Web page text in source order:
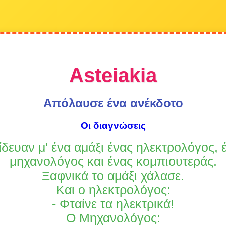
Asteiakia
Απόλαυσε ένα ανέκδοτο
Οι διαγνώσεις
μ' ένα αμάξι ένας ηλεκτρολόγος,
μηχανολόγος και ένας κομπιουτεράς.
Ξαφνικά το αμάξι χάλασε.
Και ο ηλεκτρολόγος:
- Φταίνε τα ηλεκτρικά!
Ο Μηχανολόγος: